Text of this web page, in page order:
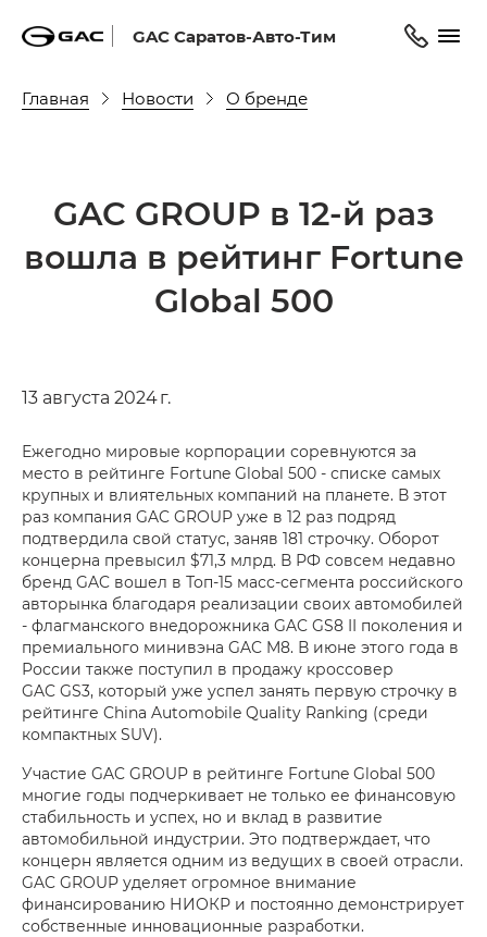
GAC Саратов-Авто-Тим
Главная Новости О бренде
GAC GROUP в 12-й раз
вошла в рейтинг Fortune
Global 500
13 августа 2024 г.
Ежегодно мировые корпорации соревнуются за
место в рейтинге Fortune Global 500 - списке самых
крупных и влиятельных компаний на планете. В этот
раз компания GAC GROUP уже в 12 раз подряд
подтвердила свой статус, заняв 181 строчку. Оборот
концерна превысил $71,3 млрд. В РФ совсем недавно
бренд GAC вошел в Топ-15 масс-сегмента российского
авторынка благодаря реализации своих автомобилей
- флагманского внедорожника GAC GS8 II поколения и
премиального минивэна GAC M8. В июне этого года в
России также поступил в продажу кроссовер
GAC GS3, который уже успел занять первую строчку в
рейтинге China Automobile Quality Ranking (среди
компактных SUV).
Участие GAC GROUP в рейтинге Fortune Global 500
многие годы подчеркивает не только ее финансовую
стабильность и успех, но и вклад в развитие
автомобильной индустрии. Это подтверждает, что
концерн является одним из ведущих в своей отрасли.
GAC GROUP уделяет огромное внимание
финансированию НИОКР и постоянно демонстрирует
собственные инновационные разработки.